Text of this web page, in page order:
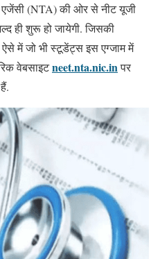
(NTA) की ओर से नीट यूजी
ही शुरू हो जायेगी. जिसकी
ऐसे में जो भी स्टूडेंट्स इस एग्जाम में
वेबसाइटneet.nta.nic.inपर